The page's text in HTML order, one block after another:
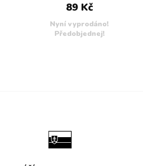
89 Kč
Nyní vyprodáno!
Předobjednej!